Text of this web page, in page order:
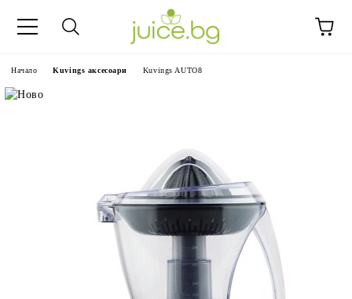
Начало Kuvings аксесоари Kuvings AUTO8